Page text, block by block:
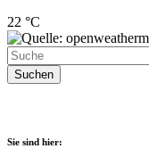
22 °C
Suchen
Sie sind hier: